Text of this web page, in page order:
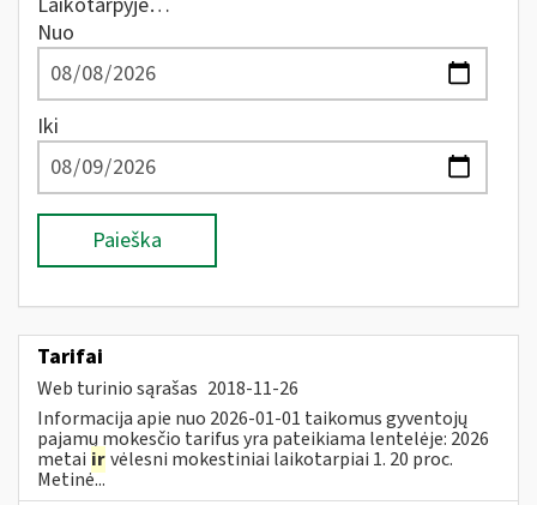
Nuo
Iki
Paieška
Tarifai
Web turinio sąrašas 2018-11-26
Informacija apie nuo 2026-01-01 taikomus gyventojų
pajamų mokesčio tarifus yra pateikiama lentelėje: 2026
metai irvėlesni mokestiniai laikotarpiai 1. 20 proc.
Metinė...